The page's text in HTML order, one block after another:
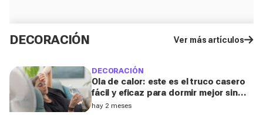
DECORACIÓN Ver más artículos
DECORACIÓN
Ola de calor: este es el truco casero
fácil y eficaz para dormir mejor sin
aire acondicionado
hay 2 meses